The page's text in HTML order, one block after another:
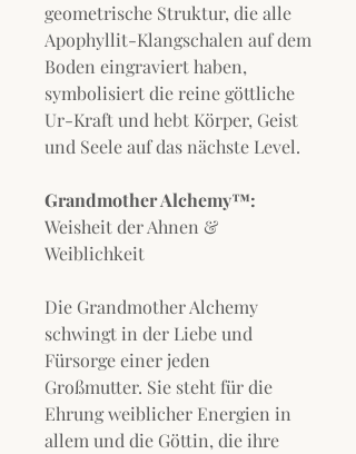
geometrische Struktur, die alle
Apophyllit-Klangschalen auf dem
Boden eingraviert haben,
symbolisiert die reine göttliche
Ur-Kraft und hebt Körper, Geist
und Seele auf das nächste Level.
Grandmother Alchemy™:
Weisheit der Ahnen &
Weiblichkeit
Die Grandmother Alchemy
schwingt in der Liebe und
Fürsorge einer jeden
Großmutter. Sie steht für die
Ehrung weiblicher Energien in
allem und die Göttin, die ihre